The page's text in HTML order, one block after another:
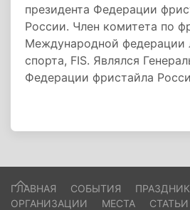
президента Федерации
России. Член комитета по
Международной федерации
спорта, FIS. Являлся
Федерации фристайла
ГЛАВНАЯ СОБЫТИЯ
ОРГАНИЗАЦИИ
МЕСТА СТАТЬИ